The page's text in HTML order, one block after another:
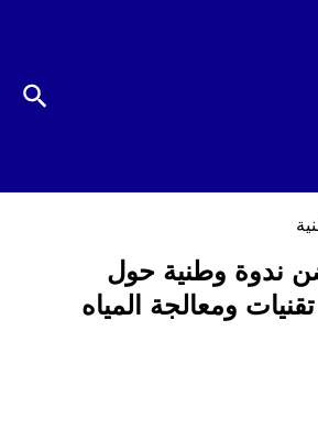
ندوة وطنية حول
ومعالجة المياه